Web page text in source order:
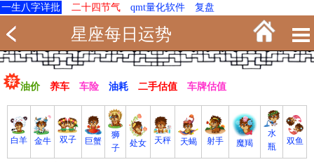
一生八字详批 二十四节气 qmt量化软件 复盘
星座每日运势
油价 养车 车险 油耗 二手估值 车牌估值
白羊 金牛 双子 巨蟹
狮
子
处女 天秤 天蝎 射手 魔羯
水
瓶
双鱼